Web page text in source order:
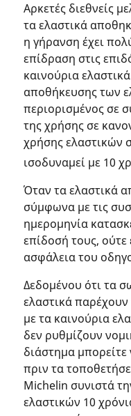
Αρκετές διεθνείς
τα ελαστικά
η γήρανση έχει
επίδραση στις
καινούρια
αποθήκευσης των
περιορισμένος σε
της χρήσης σε
χρήσης ελαστικών
ισοδυναμεί με 10
Όταν τα ελαστικά
σύμφωνα με τις
ημερομηνία
επίδοσή τους, ούτε
ασφάλεια του
Δεδομένου ότι τα
ελαστικά
με τα καινούρια
δεν ρυθμίζουν
διάστημα
πριν τα
Michelin συνιστά
ελαστικών 10